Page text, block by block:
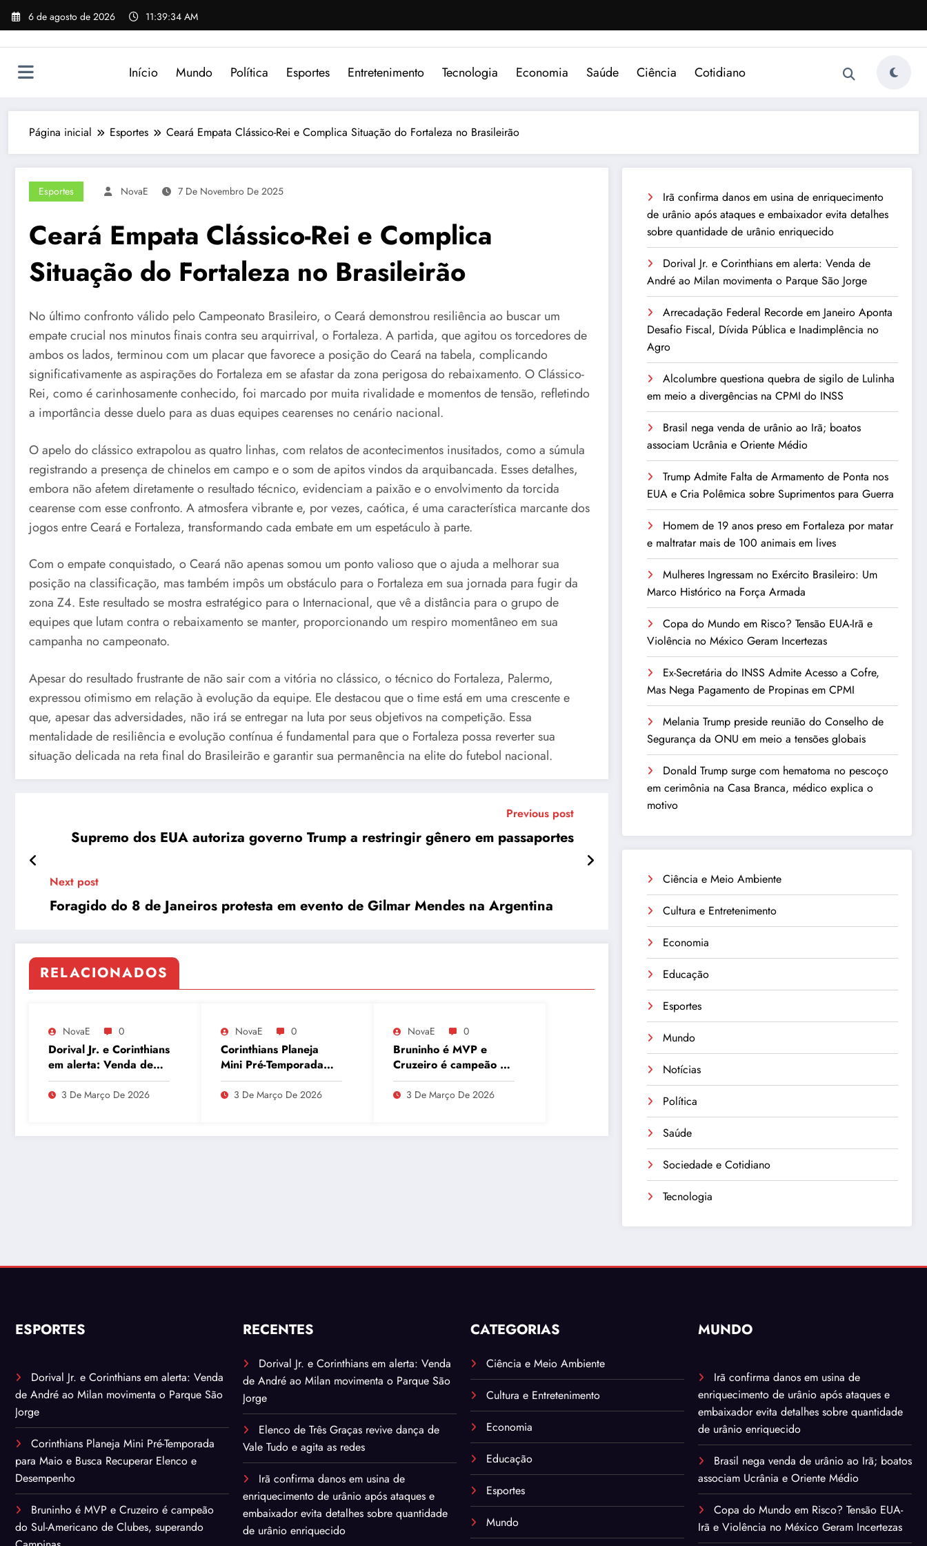
Pular
para
6 de agosto de 2026 11:39:34 AM
Início Mundo Política Esportes Entretenimento Tecnologia Economia Saúde Ciência Cotidiano
Página inicial Esportes Ceará Empata Clássico-Rei e Complica Situação do Fortaleza no Brasileirão
Esportes NovaE 7 De Novembro De 2025
Ceará Empata Clássico-Rei e Complica
Situação do Fortaleza no Brasileirão
No último confronto válido pelo Campeonato Brasileiro, o Ceará demonstrou resiliência ao buscar um
empate crucial nos minutos finais contra seu arquirrival, o Fortaleza. A partida, que agitou os torcedores de
ambos os lados, terminou com um placar que favorece a posição do Ceará na tabela, complicando
significativamente as aspirações do Fortaleza em se afastar da zona perigosa do rebaixamento. O Clássico-
Rei, como é carinhosamente conhecido, foi marcado por muita rivalidade e momentos de tensão, refletindo
a importância desse duelo para as duas equipes cearenses no cenário nacional.
O apelo do clássico extrapolou as quatro linhas, com relatos de acontecimentos inusitados, como a súmula
registrando a presença de chinelos em campo e o som de apitos vindos da arquibancada. Esses detalhes,
embora não afetem diretamente o resultado técnico, evidenciam a paixão e o envolvimento da torcida
cearense com esse confronto. A atmosfera vibrante e, por vezes, caótica, é uma característica marcante dos
jogos entre Ceará e Fortaleza, transformando cada embate em um espetáculo à parte.
Com o empate conquistado, o Ceará não apenas somou um ponto valioso que o ajuda a melhorar sua
posição na classificação, mas também impôs um obstáculo para o Fortaleza em sua jornada para fugir da
zona Z4. Este resultado se mostra estratégico para o Internacional, que vê a distância para o grupo de
equipes que lutam contra o rebaixamento se manter, proporcionando um respiro momentâneo em sua
campanha no campeonato.
Apesar do resultado frustrante de não sair com a vitória no clássico, o técnico do Fortaleza, Palermo,
expressou otimismo em relação à evolução da equipe. Ele destacou que o time está em uma crescente e
que, apesar das adversidades, não irá se entregar na luta por seus objetivos na competição. Essa
mentalidade de resiliência e evolução contínua é fundamental para que o Fortaleza possa reverter sua
situação delicada na reta final do Brasileirão e garantir sua permanência na elite do futebol nacional.
Previous post
Supremo dos EUA autoriza governo Trump a restringir gênero em passaportes
Next post
Foragido do 8 de Janeiros protesta em evento de Gilmar Mendes na Argentina
RELACIONADOS
NovaE 0
Dorival Jr. e Corinthians
em alerta: Venda de
André ao Milan
movimenta o Parque
3 De Março De 2026
NovaE 0
Corinthians Planeja
Mini Pré-Temporada
para Maio e Busca
Recuperar Elenco e
3 De Março De 2026
NovaE 0
Bruninho é MVP e
Cruzeiro é campeão do
Sul-Americano de
Clubes, superando
3 De Março De 2026
Irã confirma danos em usina de enriquecimento
de urânio após ataques e embaixador evita detalhes
sobre quantidade de urânio enriquecido
Dorival Jr. e Corinthians em alerta: Venda de
André ao Milan movimenta o Parque São Jorge
Arrecadação Federal Recorde em Janeiro Aponta
Desafio Fiscal, Dívida Pública e Inadimplência no
Agro
Alcolumbre questiona quebra de sigilo de Lulinha
em meio a divergências na CPMI do INSS
Brasil nega venda de urânio ao Irã; boatos
associam Ucrânia e Oriente Médio
Trump Admite Falta de Armamento de Ponta nos
EUA e Cria Polêmica sobre Suprimentos para Guerra
Homem de 19 anos preso em Fortaleza por matar
e maltratar mais de 100 animais em lives
Mulheres Ingressam no Exército Brasileiro: Um
Marco Histórico na Força Armada
Copa do Mundo em Risco? Tensão EUA-Irã e
Violência no México Geram Incertezas
Ex-Secretária do INSS Admite Acesso a Cofre,
Mas Nega Pagamento de Propinas em CPMI
Melania Trump preside reunião do Conselho de
Segurança da ONU em meio a tensões globais
Donald Trump surge com hematoma no pescoço
em cerimônia na Casa Branca, médico explica o
motivo
Ciência e Meio Ambiente
Cultura e Entretenimento
Economia
Educação
Esportes
Mundo
Notícias
Política
Saúde
Sociedade e Cotidiano
Tecnologia
ESPORTES
Dorival Jr. e Corinthians em alerta: Venda
de André ao Milan movimenta o Parque São
Jorge
Corinthians Planeja Mini Pré-Temporada
para Maio e Busca Recuperar Elenco e
Desempenho
Bruninho é MVP e Cruzeiro é campeão
do Sul-Americano de Clubes, superando
RECENTES
Dorival Jr. e Corinthians em alerta: Venda
de André ao Milan movimenta o Parque São
Jorge
Elenco de Três Graças revive dança de
Vale Tudo e agita as redes
Irã confirma danos em usina de
enriquecimento de urânio após ataques e
embaixador evita detalhes sobre quantidade
de urânio enriquecido
CATEGORIAS
Ciência e Meio Ambiente
Cultura e Entretenimento
Economia
Educação
Esportes
Mundo
MUNDO
Irã confirma danos em usina de
enriquecimento de urânio após ataques e
embaixador evita detalhes sobre quantidade
de urânio enriquecido
Brasil nega venda de urânio ao Irã; boatos
associam Ucrânia e Oriente Médio
Copa do Mundo em Risco? Tensão EUA-
Irã e Violência no México Geram Incertezas